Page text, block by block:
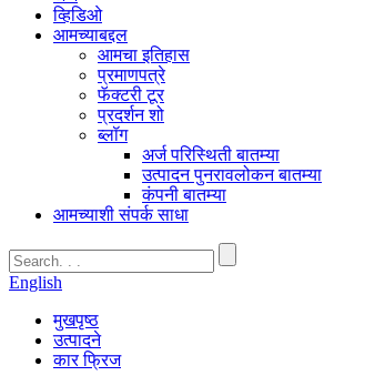
व्हिडिओ
आमच्याबद्दल
आमचा इतिहास
प्रमाणपत्रे
फॅक्टरी टूर
प्रदर्शन शो
ब्लॉग
अर्ज परिस्थिती बातम्या
उत्पादन पुनरावलोकन बातम्या
कंपनी बातम्या
आमच्याशी संपर्क साधा
English
मुखपृष्ठ
उत्पादने
कार फ्रिज